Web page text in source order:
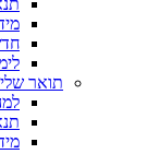
תואר